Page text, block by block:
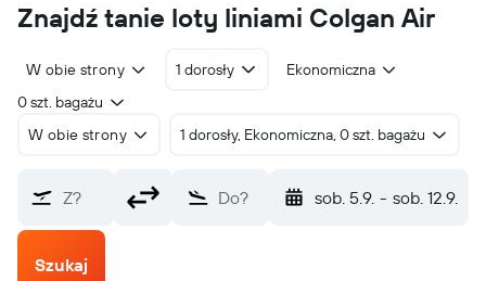
Znajdź tanie loty liniami Colgan Air
W obie strony 1 dorosły
Ekonomiczna
0 szt. bagażu
W obie strony
1 dorosły, Ekonomiczna, 0 szt. bagażu
Z? Do? sob. 5.9. - sob. 12.9.
Szukaj